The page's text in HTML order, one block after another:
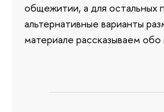
общежитии, а для остальных
альтернативные варианты
материале рассказываем